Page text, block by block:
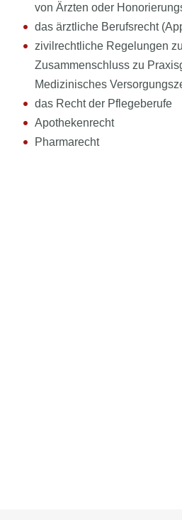
von Ärzten oder
das ärztliche Berufsrecht
zivilrechtliche Regelungen
Zusammenschluss zu
Medizinisches
das Recht der Pflegeberufe
Apothekenrecht
Pharmarecht